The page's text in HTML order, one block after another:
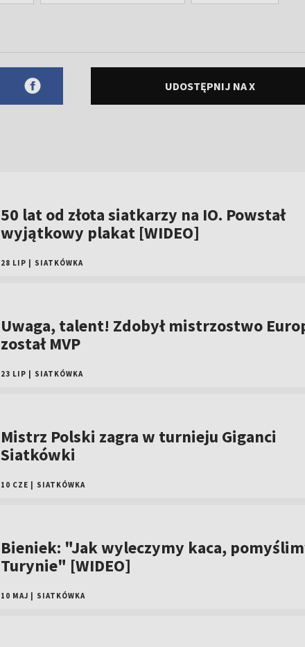
UDOSTĘPNIJ NA X
50 lat od złota siatkarzy na IO. Powstał
wyjątkowy plakat [WIDEO]
28 LIP SIATKÓWKA
Uwaga, talent! Zdobył mistrzostwo
został MVP
23 LIP SIATKÓWKA
Mistrz Polski zagra w turnieju Giganci
Siatkówki
10 CZE SIATKÓWKA
Bieniek: "Jak wyleczymy kaca,
Turynie" [WIDEO]
10 MAJ SIATKÓWKA